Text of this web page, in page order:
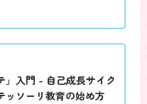
」入門 - 自己成長サイク
ッソーリ教育の始め方